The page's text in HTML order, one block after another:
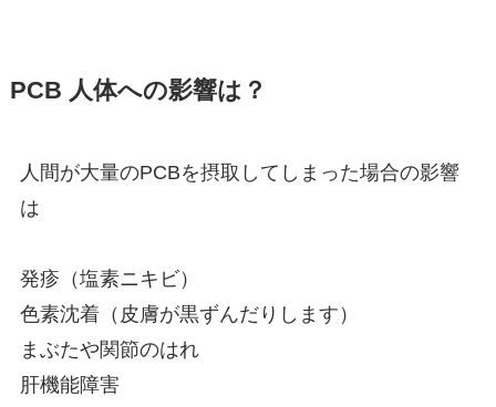
PCB 人体への影響は？
人間が大量のPCBを摂取してしまった場合の影響
は
発疹（塩素ニキビ）
色素沈着（皮膚が黒ずんだりします）
まぶたや関節のはれ
肝機能障害